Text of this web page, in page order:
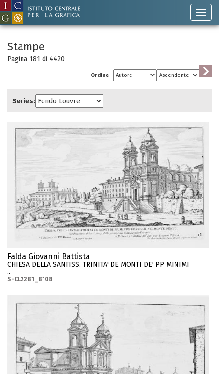
Stampe
Pagina 181 di 4420
Ordine
Series:
Falda Giovanni Battista
CHIESA DELLA SANTISS. TRINITA' DE MONTI DE' PP MINIMI
..
S-CL2281_8108